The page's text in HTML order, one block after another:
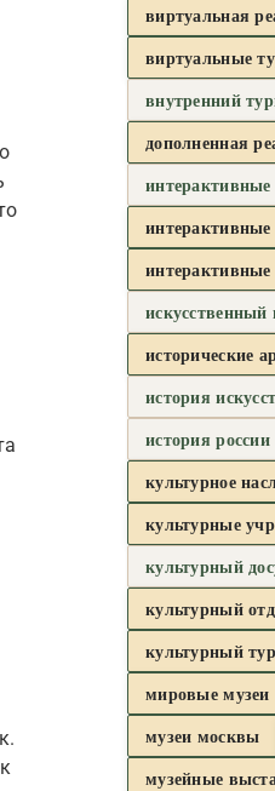
виртуальная
виртуальные
внутренний
дополненная
интерактивные
интерактивные
искусственный
исторические
история
история россии
культурное
культурные
культурный
культурный
культурный
мировые музеи
музеи москвы
музейные